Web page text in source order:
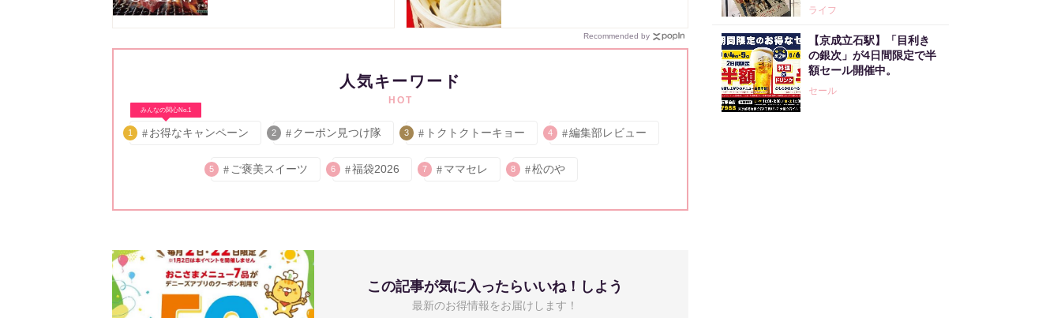
Recommended by
人気キーワード
HOT
みんなの関心No.1
1 お得なキャンペーン 2 クーポン見つけ隊 3 トクトクトーキョー 4 編集部レビュー
5 ご褒美スイーツ 6 福袋2026 7 ママセレ 8 松のや
この記事が気に入ったらいいね！しよう
最新のお得情報をお届けします！
ライフ
【京成立石駅】「目利き
の銀次」が4日間限定で半
額セール開催中。
セール